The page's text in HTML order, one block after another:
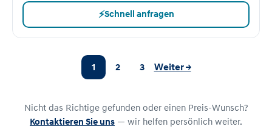
⚡Schnell anfragen
1 2 3 Weiter →
Nicht das Richtige gefunden oder einen Preis-Wunsch?
Kontaktieren Sie uns — wir helfen persönlich weiter.